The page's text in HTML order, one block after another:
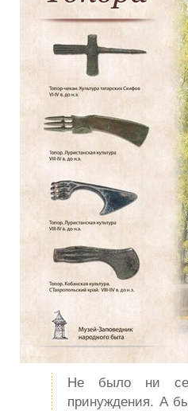
Не было ни
принуждения. А